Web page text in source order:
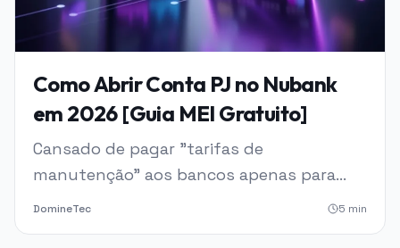
Como Abrir Conta PJ no Nubank
em 2026 [Guia MEI Gratuito]
Cansado de pagar "tarifas de
manutenção" aos bancos apenas para
movimentar o dinheiro do seu próprio
DomineTec 5 min